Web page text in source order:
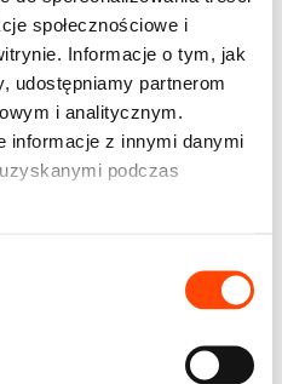
społecznościowe i
Informacje o tym, jak
udostępniamy partnerom
i analitycznym.
informacje z innymi danymi
podczas
w krótkim czasie to
coś jest nie tak.
rejestracyjnym lub bazie
– faktury, umowy,